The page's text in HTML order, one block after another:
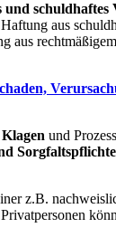
und
aus
Klagen und
z.B.